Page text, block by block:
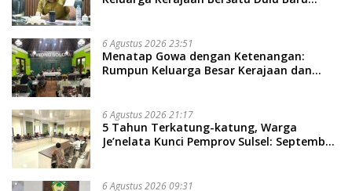
6 Agustus 2026 23:51
Menatap Gowa dengan Ketenangan:
Rumpun Keluarga Besar Kerajaan dan
Soal Adat dan Adab
6 Agustus 2026 21:17
5 Tahun Terkatung-katung, Warga
Je’nelata Kunci Pemprov Sulsel: September
6 Agustus 2026 09:31